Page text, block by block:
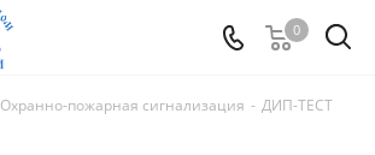
0
Охранно-пожарная сигнализация - ДИП-ТЕСТ